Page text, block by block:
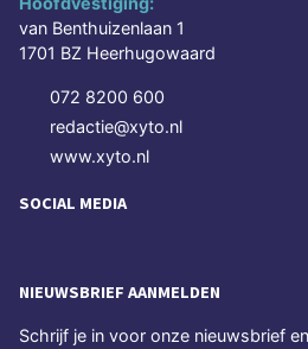
van Benthuizenlaan 1
1701 BZ Heerhugowaard
072 8200 600
redactie@xyto.nl
www.xyto.nl
SOCIAL MEDIA
NIEUWSBRIEF AANMELDEN
Schrijf je in voor onze nieuwsbrief